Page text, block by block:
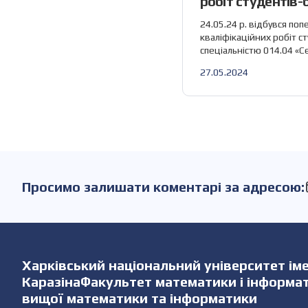
спеціальністю
освіта
24.05.24 р. відбувся
кваліфікаційних робіт
спеціальністю 014.04
математики та
27.05.2024
Просимо залишати коментарі за адресою:
Харківський національний університет
КаразінаФакультет математики і
вищої математики та інформатики